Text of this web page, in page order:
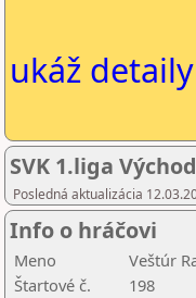
ukáž
SVK 1.liga
Posledná aktualizácia
Info o hráčovi
Meno
Veštúr
Štartové č.
198